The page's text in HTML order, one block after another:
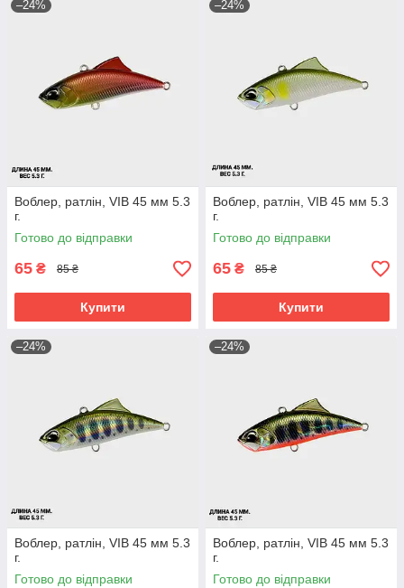
–24%
Воблер, ратлін, VIB 45 мм 5.3
г.
Готово до відправки
65 ₴ 85 ₴
Купити
–24%
Воблер, ратлін, VIB 45 мм 5.3
г.
Готово до відправки
65 ₴ 85 ₴
Купити
–24%
Воблер, ратлін, VIB 45 мм 5.3
г.
Готово до відправки
–24%
Воблер, ратлін, VIB 45 мм 5.3
г.
Готово до відправки